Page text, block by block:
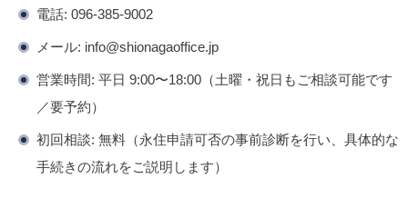
電話: 096-385-9002
メール: info@shionagaoffice.jp
営業時間: 平日 9:00〜18:00（土曜・祝日もご相談可能です
／要予約）
初回相談: 無料（永住申請可否の事前診断を行い、具体的な
手続きの流れをご説明します）